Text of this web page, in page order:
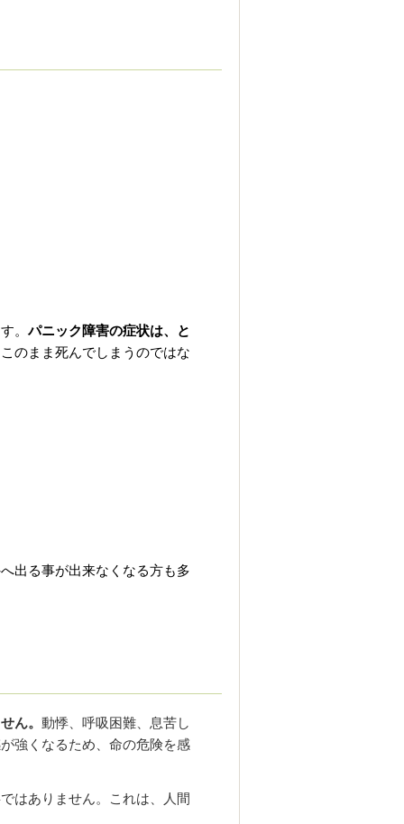
。パニック障害の症状は、と
のまま死んでしまうのではな
出る事が出来なくなる方も多
ん。 動悸、呼吸困難、息苦し
強くなるため、命の危険を感
はありません。 これは、人間